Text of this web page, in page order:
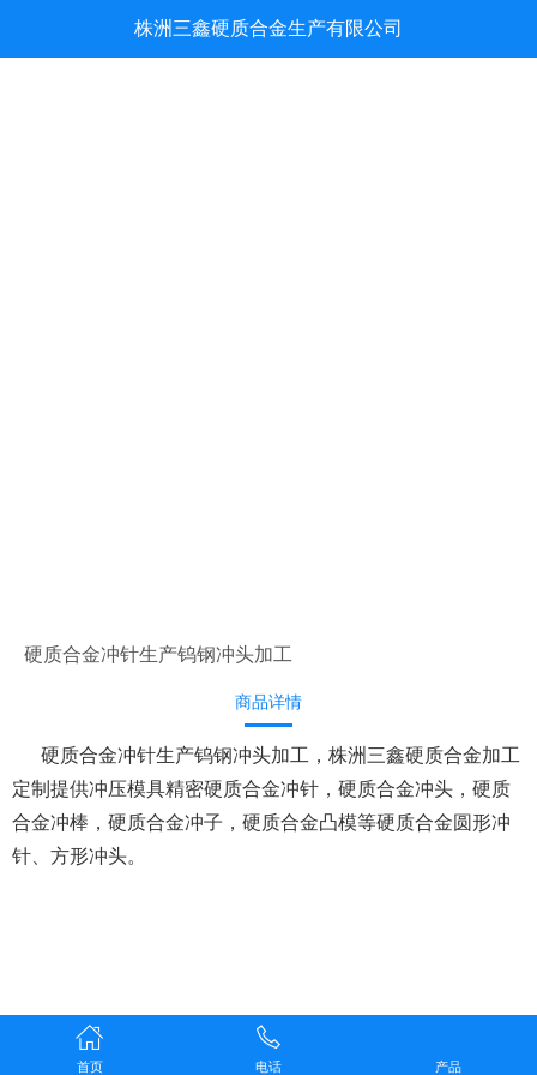
株洲三鑫硬质合金生产有限公司
硬质合金冲针生产钨钢冲头加工
商品详情
硬质合金冲针生产钨钢冲头加工，株洲三鑫硬质合金加工
定制提供冲压模具精密硬质合金冲针，硬质合金冲头，硬质
合金冲棒，硬质合金冲子，硬质合金凸模等硬质合金圆形冲
针、方形冲头。
首页 电话 产品